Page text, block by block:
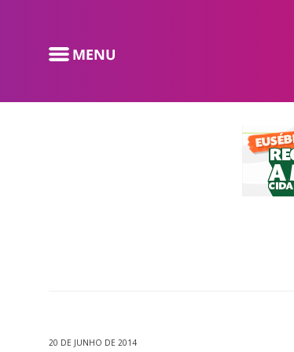
20 DE JUNHO DE 2014